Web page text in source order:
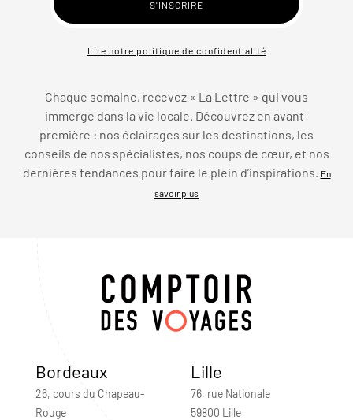
Lire notre politique de confidentialité
Chaque semaine, recevez « La Lettre » qui vous
immerge dans la vie locale. Découvrez en avant-
première : nos éclairages sur les destinations, les
conseils de nos spécialistes, nos coups de cœur, et nos
dernières tendances pour faire le plein d’inspirations.
En
savoir plus
Bordeaux
26, cours du Chapeau-
Rouge
Lille
76, rue Nationale
59800 Lille